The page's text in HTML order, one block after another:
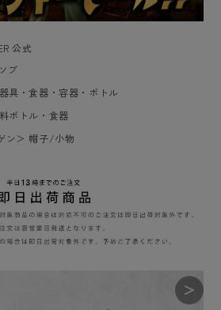
公式
ブ
具・食器・容器・ボトル
ボトル・食器
ン＞ 帽子/小物
＞